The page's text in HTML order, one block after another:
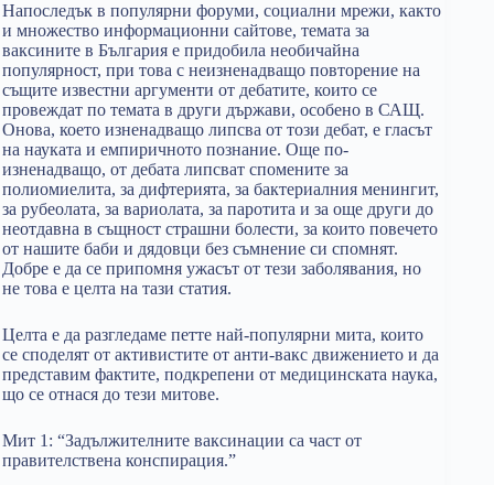
Напоследък в популярни форуми, социални мрежи, както
и множество информационни сайтове, темата за
ваксините в България е придобила необичайна
популярност, при това с неизненадващо повторение на
същите известни аргументи от дебатите, които се
провеждат по темата в други държави, особено в САЩ.
Онова, което изненадващо липсва от този дебат, е гласът
на науката и емпиричното познание. Още по-
изненадващо, от дебата липсват спомените за
полиомиелита, за дифтерията, за бактериалния менингит,
за рубеолата, за вариолата, за паротита и за още други до
неотдавна в същност страшни болести, за които повечето
от нашите баби и дядовци без съмнение си спомнят.
Добре е да се припомня ужасът от тези заболявания, но
не това е целта на тази статия.
Целта е да разгледаме петте най-популярни мита, които
се споделят от активистите от анти-вакс движението и да
представим фактите, подкрепени от медицинската наука,
що се отнася до тези митове.
Мит 1: “Задължителните ваксинации са част от
правителствена конспирация.”